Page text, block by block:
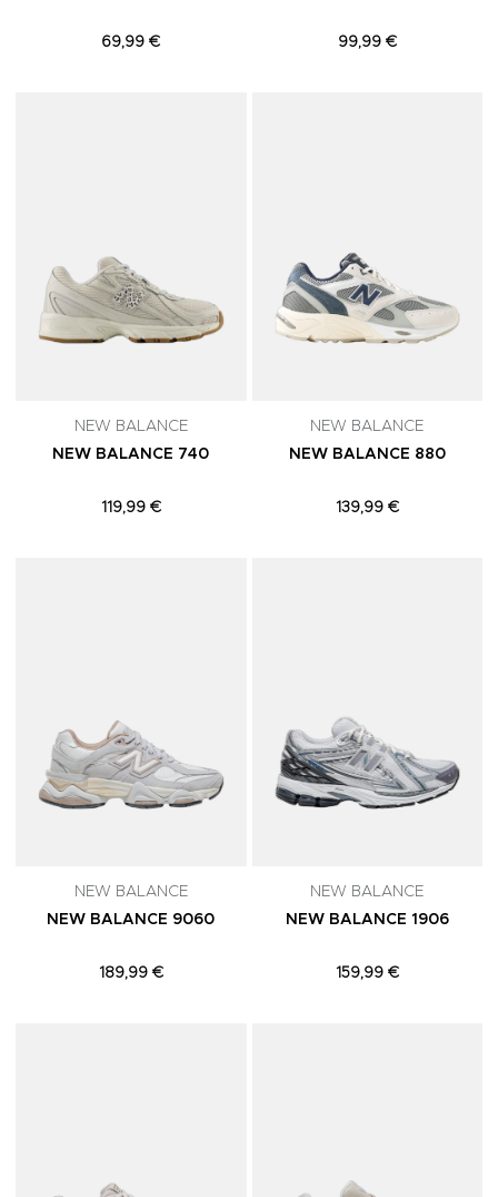
69,99 € 99,99 €
NEW BALANCE
NEW BALANCE 740
119,99 €
NEW BALANCE
NEW BALANCE 880
139,99 €
NEW BALANCE
NEW BALANCE 9060
189,99 €
NEW BALANCE
NEW BALANCE 1906
159,99 €